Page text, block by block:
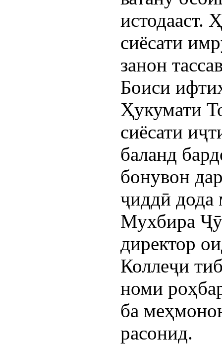
истодааст.
сиёсати
занон
Боиси
Ҳукумати
сиёсати
баланд
бонувон
ҷиддӣ дода
Мухбира
директор
Коллеҷи
номи
ба
расонид.